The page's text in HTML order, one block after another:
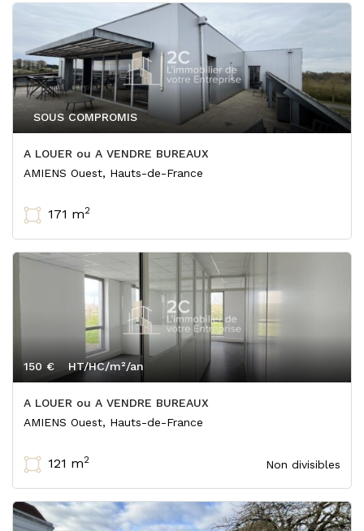
A LOUER ou A VENDRE BUREAUX
SOUS COMPROMIS
AMIENS Ouest, Hauts-de-France
171 m2
A LOUER ou A VENDRE BUREAUX
Non divisibles
150 € HT/HC/m²/an
AMIENS Ouest, Hauts-de-France
121 m2